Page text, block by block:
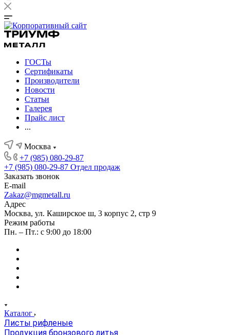
ГОСТы
Сертификаты
Производители
Новости
Статьи
Галерея
Прайс лист
...
Москва
+7 (985) 080-29-87
+7 (985) 080-29-87 Отдел продаж
Заказать звонок
E-mail
Zakaz@mgmetall.ru
Адрес
Москва, ул. Каширское ш, 3 корпус 2, стр 9
Режим работы
Пн. – Пт.: с 9:00 до 18:00
Каталог
Листы рифленые
Продукция бронзового литья